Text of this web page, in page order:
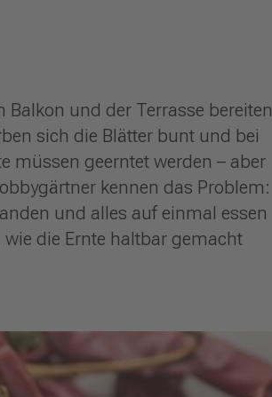
und der Terrasse bereiten
sich die Blätter bunt und bei
müssen geerntet werden – aber
kennen das Problem:
und alles auf einmal essen
die Ernte haltbar gemacht